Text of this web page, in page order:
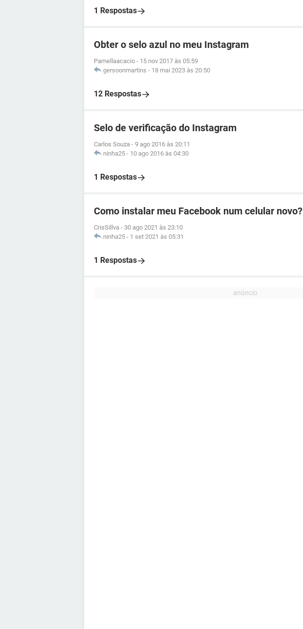
1 Respostas
Obter o selo azul no meu Instagram
Pamellaacacio - 15 nov 2017 às 05:59
gersoonmartins - 18 mai 2023 às 20:50
12 Respostas
Selo de verificação do Instagram
Carlos Souza - 9 ago 2016 às 20:11
ninha25 - 10 ago 2016 às 04:30
1 Respostas
Como instalar meu Facebook num celular novo?
CrisSillva - 30 ago 2021 às 23:10
ninha25 - 1 set 2021 às 05:31
1 Respostas